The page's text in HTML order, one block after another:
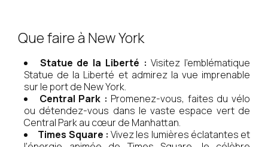
Que faire à New York
Statue de la Liberté : Visitez l’emblématique
Statue de la Liberté et admirez la vue imprenable
sur le port de New York.
Central Park : Promenez-vous, faites du vélo
ou détendez-vous dans le vaste espace vert de
Central Park au cœur de Manhattan.
Times Square : Vivez les lumières éclatantes et